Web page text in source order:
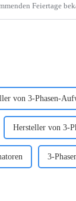
Feiertage
von 3-Phasen-
Hersteller von 3-
3-